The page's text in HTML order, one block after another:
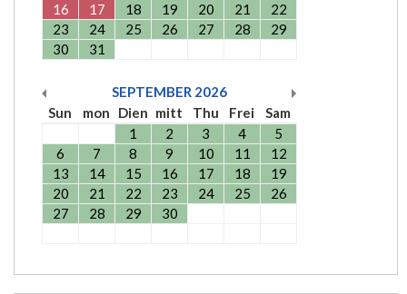
16
17 18 19 20 21
22
23
24 25 26 27 28
29
30
31
SEPTEMBER 2026
Sun
mon Dien mitt Thu Frei
Sam
1
2 3 4
5
6
7 8 9 10 11
12
13
14 15 16 17 18
19
20
21 22 23 24 25
26
27
28 29 30